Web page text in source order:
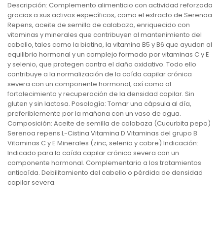
Descripción: Complemento alimenticio con actividad reforzada
gracias a sus activos específicos, como el extracto de Serenoa
Repens, aceite de semilla de calabaza, enriquecido con
vitaminas y minerales que contribuyen al mantenimiento del
cabello, tales como la biotina, la vitamina B5 y B6 que ayudan al
equilibrio hormonal y un complejo formado por vitaminas C y E
y selenio, que protegen contra el daño oxidativo. Todo ello
contribuye a la normalización de la caída capilar crónica
severa con un componente hormonal, así como al
fortalecimiento y recuperación de la densidad capilar. Sin
gluten y sin lactosa. Posología: Tomar una cápsula al día,
preferiblemente por la mañana con un vaso de agua.
Composición: Aceite de semilla de calabaza (Cucurbita pepo)
Serenoa repens L-Cistina Vitamina D Vitaminas del grupo B
Vitaminas C y E Minerales (zinc, selenio y cobre) Indicación:
Indicado para la caída capilar crónica severa con un
componente hormonal. Complementario a los tratamientos
anticaída. Debilitamiento del cabello o pérdida de densidad
capilar severa.